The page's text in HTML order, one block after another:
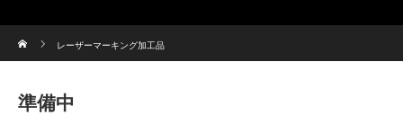
レーザーマーキング加工品
準備中